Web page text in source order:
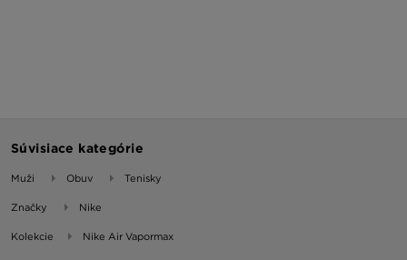
Súvisiace kategórie
Muži Obuv Tenisky
Značky Nike
Kolekcie Nike Air Vapormax